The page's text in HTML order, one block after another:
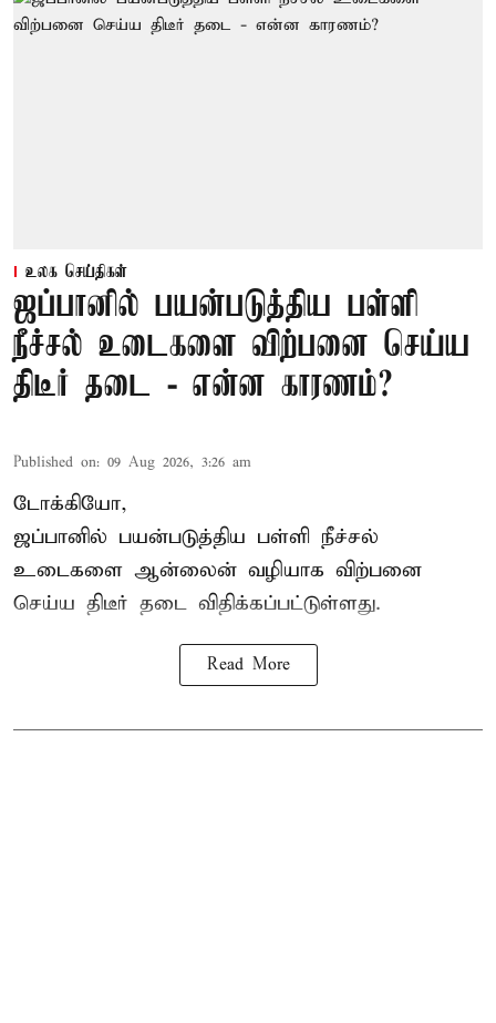
உலக செய்திகள்
ஜப்பானில் பயன்படுத்திய பள்ளி
நீச்சல் உடைகளை விற்பனை செய்ய
திடீர் தடை - என்ன காரணம்?
Published on: 09 Aug 2026, 3:26 am
டோக்கியோ,
ஜப்பானில் பயன்படுத்திய பள்ளி நீச்சல்
உடைகளை ஆன்லைன் வழியாக விற்பனை
செய்ய திடீர் தடை விதிக்கப்பட்டுள்ளது.
Read More